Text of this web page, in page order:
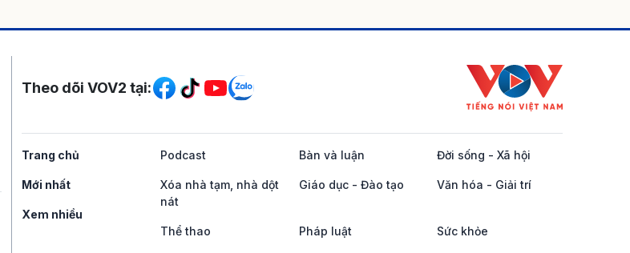
Mạng xã hội
Theo dõi VOV2 tại:
Trang chủ
Mới nhất
Xem nhiều
Podcast Bàn và luận Đời sống - Xã hội
Xóa nhà tạm, nhà dột
nát
Giáo dục - Đào tạo Văn hóa - Giải trí
Thể thao Pháp luật Sức khỏe